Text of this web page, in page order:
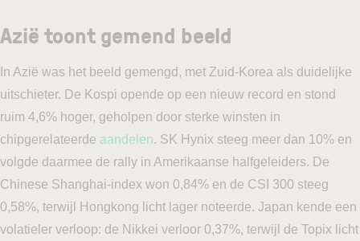
Azië toont gemend beeld
In Azië was het beeld gemengd, met Zuid-Korea als duidelijke
uitschieter. De Kospi opende op een nieuw record en stond
ruim 4,6% hoger, geholpen door sterke winsten in
chipgerelateerde aandelen. SK Hynix steeg meer dan 10% en
volgde daarmee de rally in Amerikaanse halfgeleiders. De
Chinese Shanghai-index won 0,84% en de CSI 300 steeg
0,58%, terwijl Hongkong licht lager noteerde. Japan kende een
volatieler verloop: de Nikkei verloor 0,37%, terwijl de Topix licht